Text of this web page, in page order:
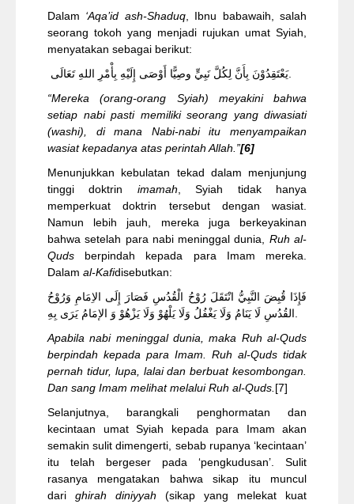
Dalam ‘Aqa’id ash-Shaduq, Ibnu babawaih, salah
seorang tokoh yang menjadi rujukan umat Syiah,
menyatakan sebagai berikut:
يَعْتَقِدُوْنَ بِأَنَّ لِكُلَّ نَبِيٍّ وصِيًّا أَوْصَى إِلَيْهِ بِأْمْرِ اللهِ تَعَالَى.
“Mereka (orang-orang Syiah) meyakini bahwa
setiap nabi pasti memiliki seorang yang diwasiati
(washi), di mana Nabi-nabi itu menyampaikan
wasiat kepadanya atas perintah Allah.”[6]
Menunjukkan kebulatan tekad dalam menjunjung
tinggi doktrin imamah , Syiah tidak hanya
memperkuat doktrin tersebut dengan wasiat.
Namun lebih jauh, mereka juga berkeyakinan
bahwa setelah para nabi meninggal dunia, Ruh al-
Quds berpindah kepada para Imam mereka.
Dalam al-Kafidisebutkan:
فَإِذَا قُبِضَ النَّبِيُّ انْتَقَلَ رُوْحُ الْقُدُسِ فَصَارَ إِلَى الاِمَامِ وَرُوْحُ
Apabila nabi meninggal dunia, maka Ruh al-Quds
berpindah kepada para Imam. Ruh al-Quds tidak
pernah tidur, lupa, lalai dan berbuat kesombongan.
Dan sang Imam melihat melalui Ruh al-Quds. [7]
Selanjutnya, barangkali penghormatan dan
kecintaan umat Syiah kepada para Imam akan
semakin sulit dimengerti, sebab rupanya ‘kecintaan’
itu telah bergeser pada ‘pengkudusan’. Sulit
rasanya mengatakan bahwa sikap itu muncul
dari ghirah diniyyah (sikap yang melekat kuat